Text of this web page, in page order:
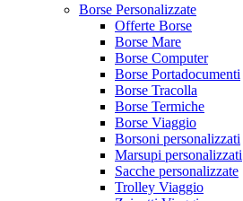
Borse Personalizzate
Offerte Borse
Borse Mare
Borse Computer
Borse Portadocumenti
Borse Tracolla
Borse Termiche
Borse Viaggio
Borsoni personalizzati
Marsupi personalizzati
Sacche personalizzate
Trolley Viaggio